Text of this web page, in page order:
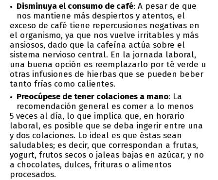
Disminuya el consumo de café: A pesar de que
nos mantiene más despiertos y atentos, el
exceso de café tiene repercusiones negativas en
el organismo, ya que nos vuelve irritables y más
ansiosos, dado que la cafeína actúa sobre el
sistema nervioso central. En la jornada laboral,
una buena opción es reemplazarlo por té verde u
otras infusiones de hierbas que se pueden beber
tanto frías como calientes.
Preocúpese de tener colaciones a mano: La
recomendación general es comer a lo menos
5 veces al día, lo que implica que, en horario
laboral, es posible que se deba ingerir entre una
y dos colaciones. Lo ideal es que éstas sean
saludables; es decir, que correspondan a frutas,
yogurt, frutos secos o jaleas bajas en azúcar, y no
a chocolates, dulces, frituras o alimentos
procesados.